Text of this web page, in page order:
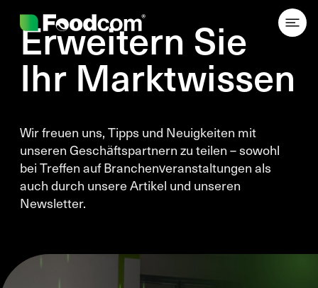
Erweitern Sie
Ihr Marktwissen
Wir freuen uns, Tipps und Neuigkeiten mit
unseren Geschäftspartnern zu teilen – sowohl
bei Treffen auf Branchenveranstaltungen als
auch durch unsere Artikel und unseren
Newsletter.